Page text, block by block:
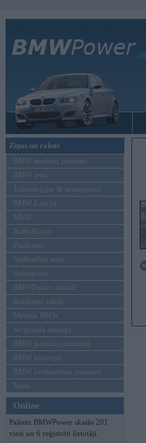
Ziņas un raksti
BMW modeļu jaunumi
BMW testi
Tehnoloģijas & sasniegumi
BMW Latvijā
MINI
Rolls-Royce
Pasākumi
Vadāmības tests
Autosports
BMWPower aktuāli
Reklāmas raksti
Mēneša BMW
Sērijveida tūnings
BMW pasaules jaunumi
BMW koncepti
BMW konkurentu jaunumi
Moto
Online
Pašreiz BMWPower skatās 201
viesi un 6 reģistrēti lietotāji.